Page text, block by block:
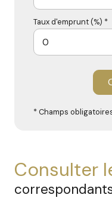
Taux d'emprunt (%) *
* Champs
consulter